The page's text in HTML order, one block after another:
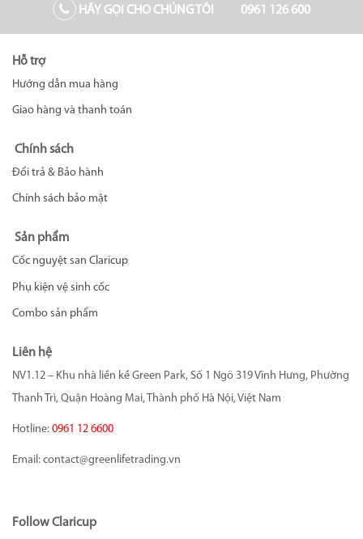
HÃY GỌI CHO CHÚNG TÔI 0961 126 600
Hỗ trợ
Hướng dẫn mua hàng
Giao hàng và thanh toán
Chính sách
Đổi trả & Bảo hành
Chính sách bảo mật
Sản phẩm
Cốc nguyệt san Claricup
Phụ kiện vệ sinh cốc
Combo sản phẩm
Liên hệ
NV1.12 – Khu nhà liền kề Green Park, Số 1 Ngõ 319 Vĩnh Hưng, Phường
Thanh Trì, Quận Hoàng Mai, Thành phố Hà Nội, Việt Nam
Hotline: 0961 12 6600
Email: contact@greenlifetrading.vn
Follow Claricup